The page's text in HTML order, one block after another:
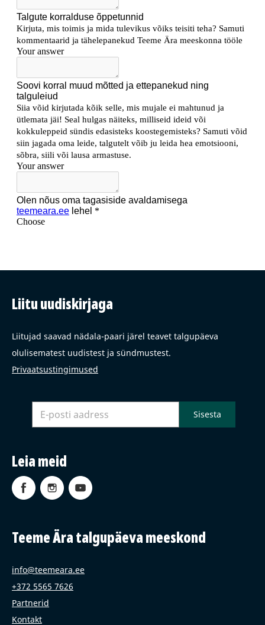
Liitu uudiskirjaga
Liitujad saavad nädala-paari järel teavet talgupäeva
olulisematest uudistest ja sündmustest.
Privaatsustingimused
Leia meid
Teeme Ära talgupäeva meeskond
info@teemeara.ee
+372 5565 7626
Partnerid
Kontakt